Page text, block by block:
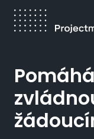
Přejít
hlavnímu
navigace